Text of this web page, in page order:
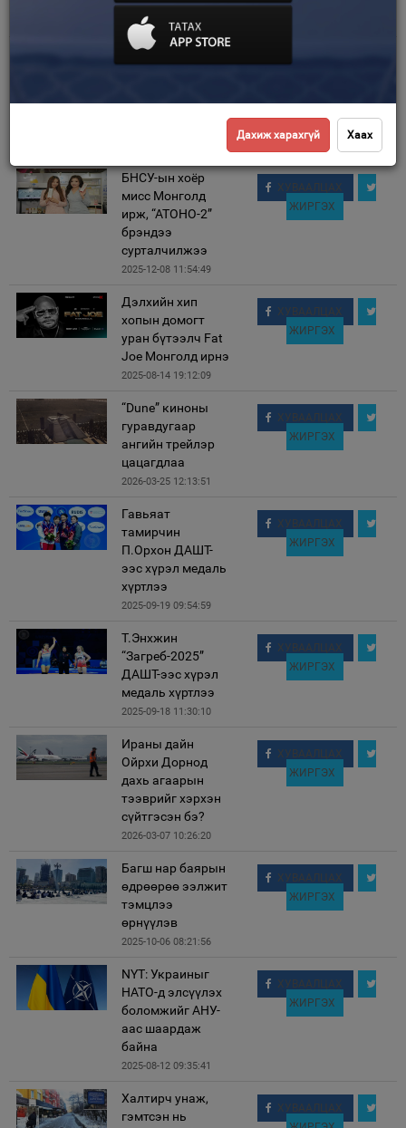
2025-11-06 10:37:54
Дэлхийн
бүтээл Монголд
ХУВААЛЦАХ
БНСУ-ын хоёр
мисс Монголд
ирж, “АТОНО-2”
брэндээ
сурталчилжээ
2025-12-08 11:54:49
ХУВААЛЦАХ
ЖИРГЭХ
Дэлхийн хип
хопын домогт
уран бүтээлч Fat
Joe Монголд ирнэ
2025-08-14 19:12:09
ХУВААЛЦАХ
ЖИРГЭХ
“Dune” киноны
гуравдугаар
ангийн трейлэр
цацагдлаа
2026-03-25 12:13:51
ХУВААЛЦАХ
ЖИРГЭХ
Гавьяат
тамирчин
П.Орхон ДАШТ-
ээс хүрэл медаль
хүртлээ
2025-09-19 09:54:59
ХУВААЛЦАХ
ЖИРГЭХ
Т.Энхжин
“Загреб-2025”
ДАШТ-ээс хүрэл
медаль хүртлээ
2025-09-18 11:30:10
ХУВААЛЦАХ
ЖИРГЭХ
Ираны дайн
Ойрхи Дорнод
дахь агаарын
тээврийг хэрхэн
сүйтгэсэн бэ?
2026-03-07 10:26:20
ХУВААЛЦАХ
ЖИРГЭХ
Багш нар баярын
өдрөөрөө ээлжит
тэмцлээ
өрнүүлэв
2025-10-06 08:21:56
ХУВААЛЦАХ
ЖИРГЭХ
NYT: Украиныг
НАТО-д элсүүлэх
боломжийг АНУ-
аас шаардаж
байна
2025-08-12 09:35:41
ХУВААЛЦАХ
ЖИРГЭХ
Халтирч унаж,
гэмтсэн нь
ХУВААЛЦАХ
Дахиж харахгүй Хаах